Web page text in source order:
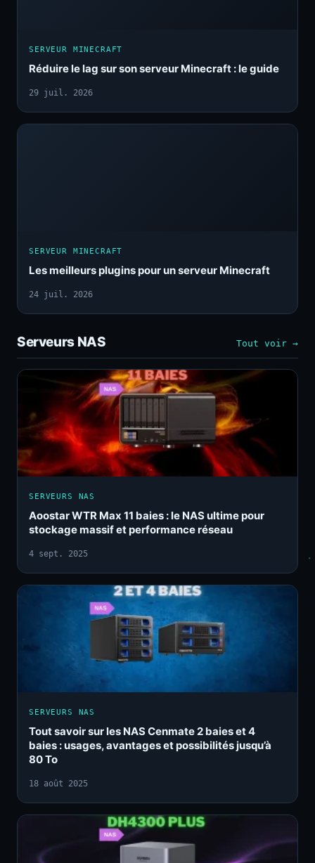
SERVEUR MINECRAFT
Réduire le lag sur son serveur Minecraft : le guide
29 juil. 2026
SERVEUR MINECRAFT
Les meilleurs plugins pour un serveur Minecraft
24 juil. 2026
Serveurs NAS Tout voir →
SERVEURS NAS
Aoostar WTR Max 11 baies : le NAS ultime pour
stockage massif et performance réseau
4 sept. 2025
SERVEURS NAS
Tout savoir sur les NAS Cenmate 2 baies et 4
baies : usages, avantages et possibilités jusqu’à
80 To
18 août 2025